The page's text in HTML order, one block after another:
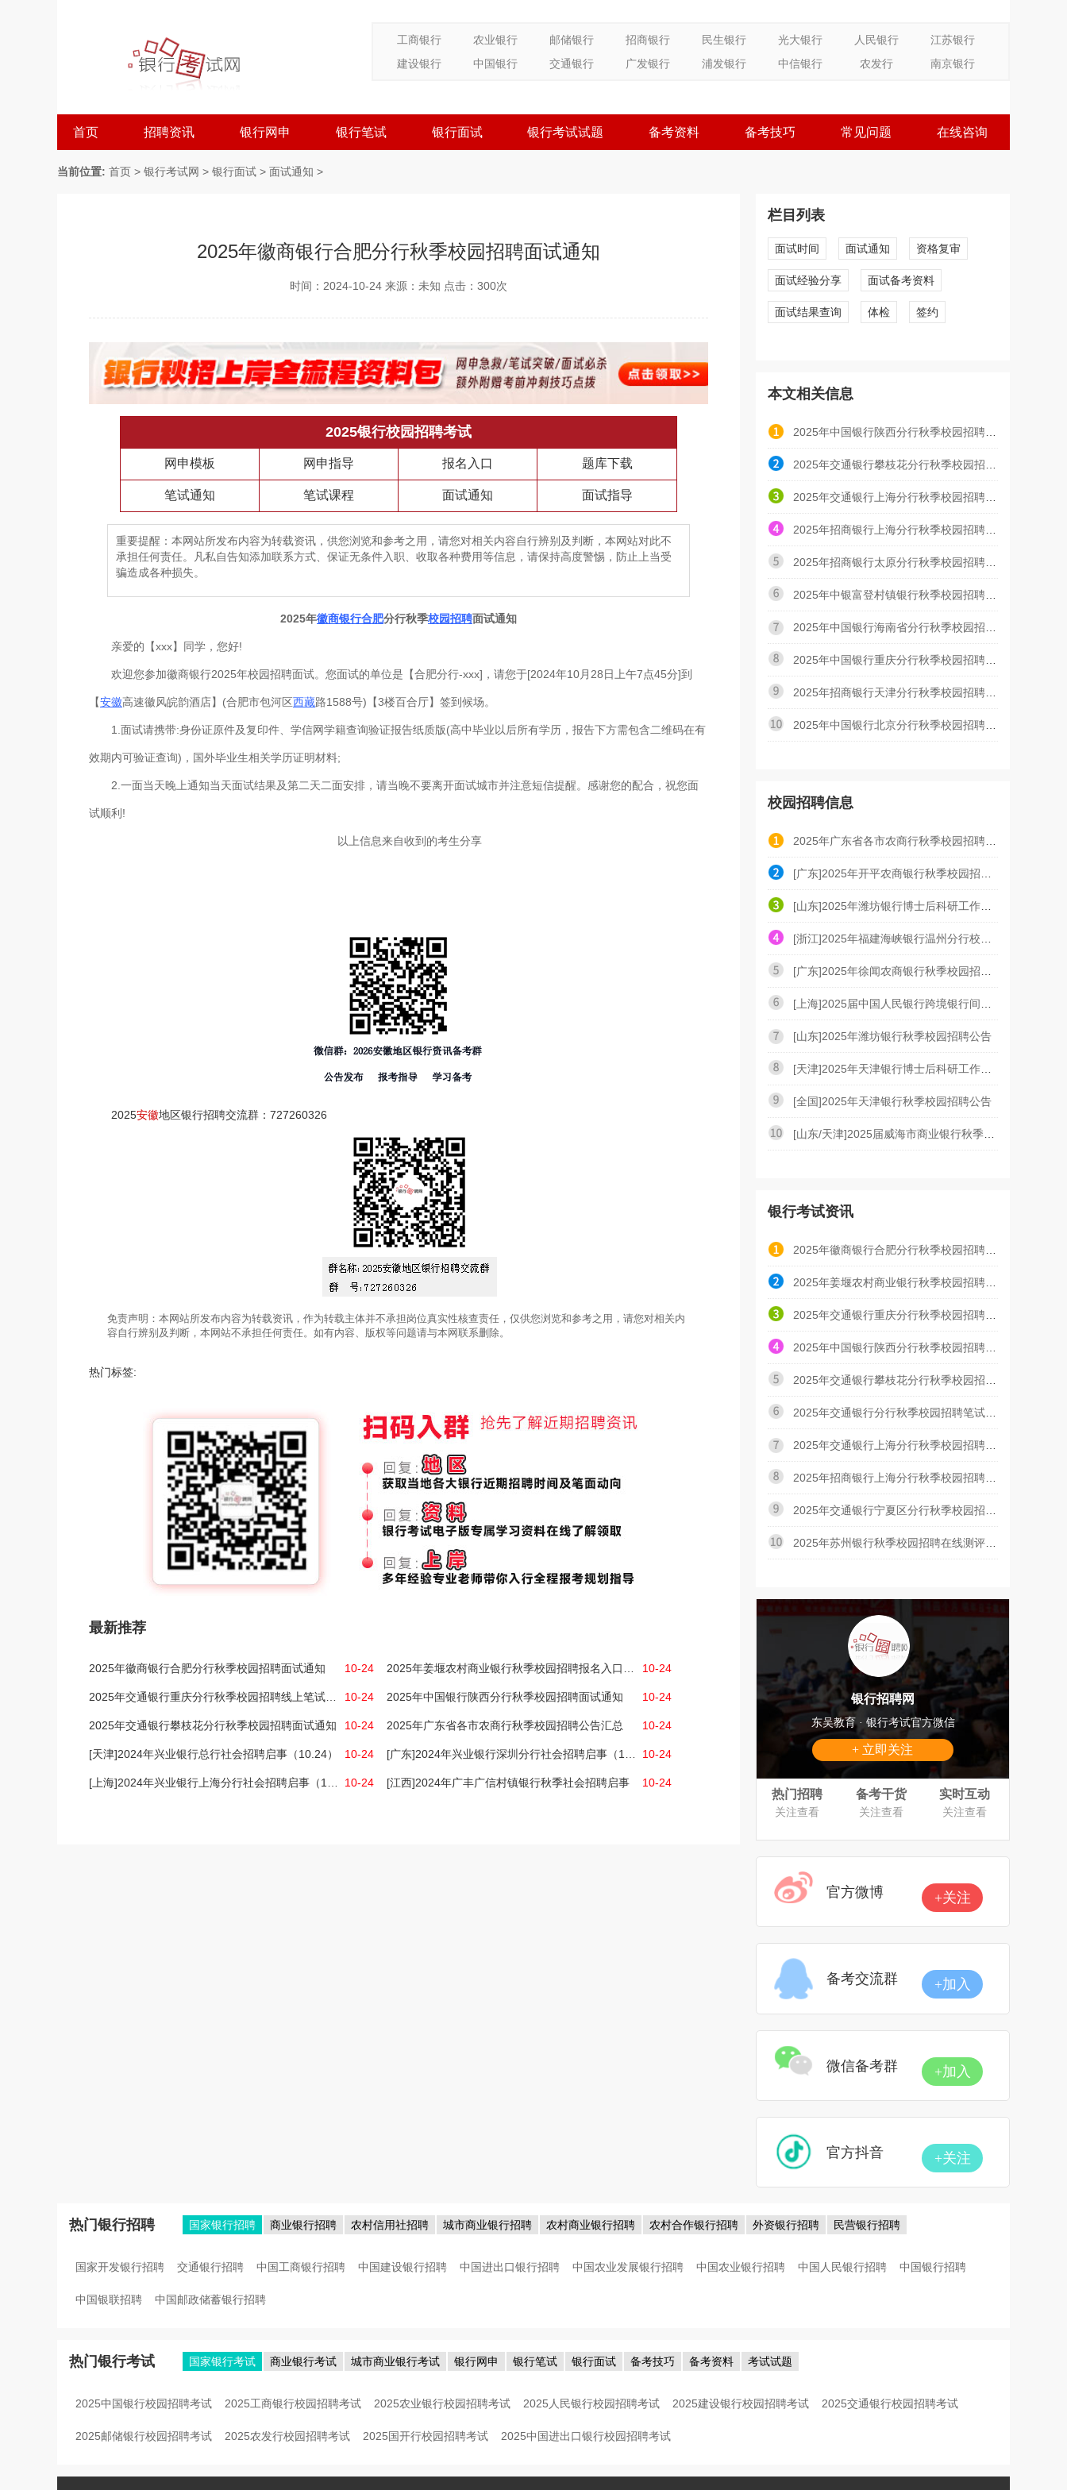
工商银行 农业银行 邮储银行 招商银行 民生银行 光大银行 人民银行
江苏银行
建设银行
中国银行 交通银行 广发银行 浦发银行 中信银行 农发行 南京银行
首页 招聘资讯 银行网申 银行笔试 银行面试 银行考试试题 备考资料 备考技巧 常见问题 在线咨询
当前位置: 首页 > 银行考试网 > 银行面试 > 面试通知 >
2025年徽商银行合肥分行秋季校园招聘面试通知
时间：2024-10-24 来源：未知 点击： 300次
2025银行校园招聘考试
网申模板 网申指导 报名入口 题库下载
笔试通知 笔试课程 面试通知 面试指导
重要提醒：本网站所发布内容为转载资讯，供您浏览和参考之用，请您对相关内容自行辨别及判断，本网站对此不
承担任何责任。凡私自告知添加联系方式、保证无条件入职、收取各种费用等信息，请保持高度警惕，防止上当受
骗造成各种损失。
2025年徽商银行合肥分行秋季校园招聘面试通知
亲爱的【xxx】同学，您好!
欢迎您参加徽商银行2025年校园招聘面试。您面试的单位是【合肥分行-xxx]，请您于[2024年10月28日上午7点45分]到
【安徽高速徽风皖韵酒店】(合肥市包河区西藏路1588号)【3楼百合厅】签到候场。
1.面试请携带:身份证原件及复印件、学信网学籍查询验证报告纸质版(高中毕业以后所有学历，报告下方需包含二维码在有
效期内可验证查询)，国外毕业生相关学历证明材料;
2.一面当天晚上通知当天面试结果及第二天二面安排，请当晚不要离开面试城市并注意短信提醒。感谢您的配合，祝您面
试顺利!
以上信息来自收到的考生分享
2025安徽地区银行招聘交流群：727260326
免责声明：本网站所发布内容为转载资讯，作为转载主体并不承担岗位真实性核查责任，仅供您浏览和参考之用，请您对相关内
容自行辨别及判断，本网站不承担任何责任。如有内容、版权等问题请与本网联系删除。
热门标签:
最新推荐
10-24
2025年徽商银行合肥分行秋季校园招聘面试通知 10-24
2025年姜堰农村商业银行秋季校园招聘报名入口（已开通）
10-24
2025年交通银行重庆分行秋季校园招聘线上笔试通知 10-24
2025年中国银行陕西分行秋季校园招聘面试通知
10-24
2025年交通银行攀枝花分行秋季校园招聘面试通知 10-24
2025年广东省各市农商行秋季校园招聘公告汇总
10-24
[天津]2024年兴业银行总行社会招聘启事（10.24） 10-24
[广东]2024年兴业银行深圳分行社会招聘启事（10.24）
10-24
[上海]2024年兴业银行上海分行社会招聘启事（10.24） 10-24
[江西]2024年广丰广信村镇银行秋季社会招聘启事
栏目列表
面试时间 面试通知 资格复审
面试经验分享 面试备考资料
面试结果查询 体检 签约
本文相关信息
校园招聘信息
[山东]2025年潍坊银行秋季校园招聘公告
[全国]2025年天津银行秋季校园招聘公告
银行考试资讯
银行招聘网
东吴教育 · 银行考试官方微信
+ 立即关注
热门招聘
关注查看
备考干货
关注查看
实时互动
关注查看
官方微博 +关注
备考交流群 +加入
微信备考群 +加入
官方抖音 +关注
热门银行招聘 国家银行招聘 商业银行招聘 农村信用社招聘 城市商业银行招聘 农村商业银行招聘 农村合作银行招聘 外资银行招聘 民营银行招聘
国家开发银行招聘 交通银行招聘 中国工商银行招聘 中国建设银行招聘 中国进出口银行招聘 中国农业发展银行招聘 中国农业银行招聘 中国人民银行招聘 中国银行招聘
中国银联招聘 中国邮政储蓄银行招聘
热门银行考试 国家银行考试 商业银行考试 城市商业银行考试 银行网申 银行笔试 银行面试 备考技巧 备考资料 考试试题
2025中国银行校园招聘考试 2025工商银行校园招聘考试 2025农业银行校园招聘考试 2025人民银行校园招聘考试 2025建设银行校园招聘考试 2025交通银行校园招聘考试
2025邮储银行校园招聘考试 2025农发行校园招聘考试 2025国开行校园招聘考试 2025中国进出口银行校园招聘考试